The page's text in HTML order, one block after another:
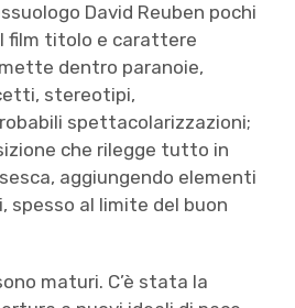
David Reuben pochi
film titolo e carattere
dentro paranoie,
stereotipi,
spettacolarizzazioni;
che rilegge tutto in
aggiungendo elementi
spesso al limite del buon
maturi. C’è stata la